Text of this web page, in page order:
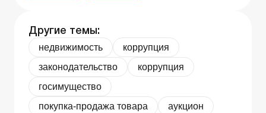
Другие темы:
недвижимость
коррупция
законодательство
коррупция
госимущество
покупка-продажа товара
аукцион